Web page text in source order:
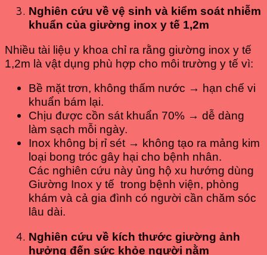
Nghiên cứu về vệ sinh và kiểm soát nhiễm
khuẩn của giường inox y tế 1,2m
Nhiều tài liệu y khoa chỉ ra rằng giường inox y tế
1,2m là vật dụng phù hợp cho môi trường y tế vì:
Bề mặt trơn, không thấm nước → hạn chế vi
khuẩn bám lại.
Chịu được cồn sát khuẩn 70% → dễ dàng
làm sạch mỗi ngày.
Inox không bị rỉ sét → không tạo ra mảng kim
loại bong tróc gây hại cho bệnh nhân.
Các nghiên cứu này ủng hộ xu hướng dùng
Giường Inox y tế trong bệnh viện, phòng
khám và cả gia đình có người cần chăm sóc
lâu dài.
Nghiên cứu về kích thước giường ảnh
hưởng đến sức khỏe người nằm